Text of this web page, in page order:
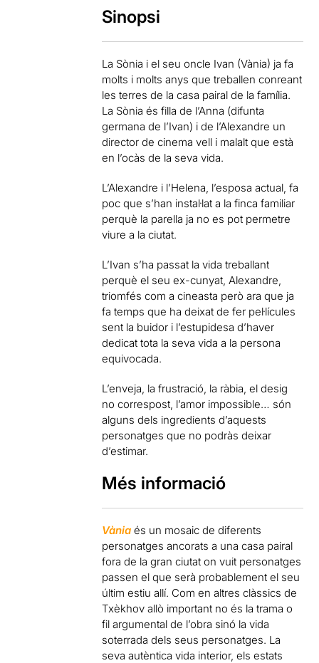
Sinopsi
La Sònia i el seu oncle Ivan (Vània) ja fa
molts i molts anys que treballen conreant
les terres de la casa pairal de la família.
La Sònia és filla de l’Anna (difunta
germana de l’Ivan) i de l’Alexandre un
director de cinema vell i malalt que està
en l’ocàs de la seva vida.
L’Alexandre i l’Helena, l’esposa actual, fa
poc que s’han instal·lat a la finca familiar
perquè la parella ja no es pot permetre
viure a la ciutat.
L’Ivan s’ha passat la vida treballant
perquè el seu ex-cunyat, Alexandre,
triomfés com a cineasta però ara que ja
fa temps que ha deixat de fer pel·lícules
sent la buidor i l’estupidesa d’haver
dedicat tota la seva vida a la persona
equivocada.
L’enveja, la frustració, la ràbia, el desig
no correspost, l’amor impossible… són
alguns dels ingredients d’aquests
personatges que no podràs deixar
d’estimar.
Més informació
Vània és un mosaic de diferents
personatges ancorats a una casa pairal
fora de la gran ciutat on vuit personatges
passen el que serà probablement el seu
últim estiu allí. Com en altres clàssics de
Txèkhov allò important no és la trama o
fil argumental de l’obra sinó la vida
soterrada dels seus personatges. La
seva autèntica vida interior, els estats